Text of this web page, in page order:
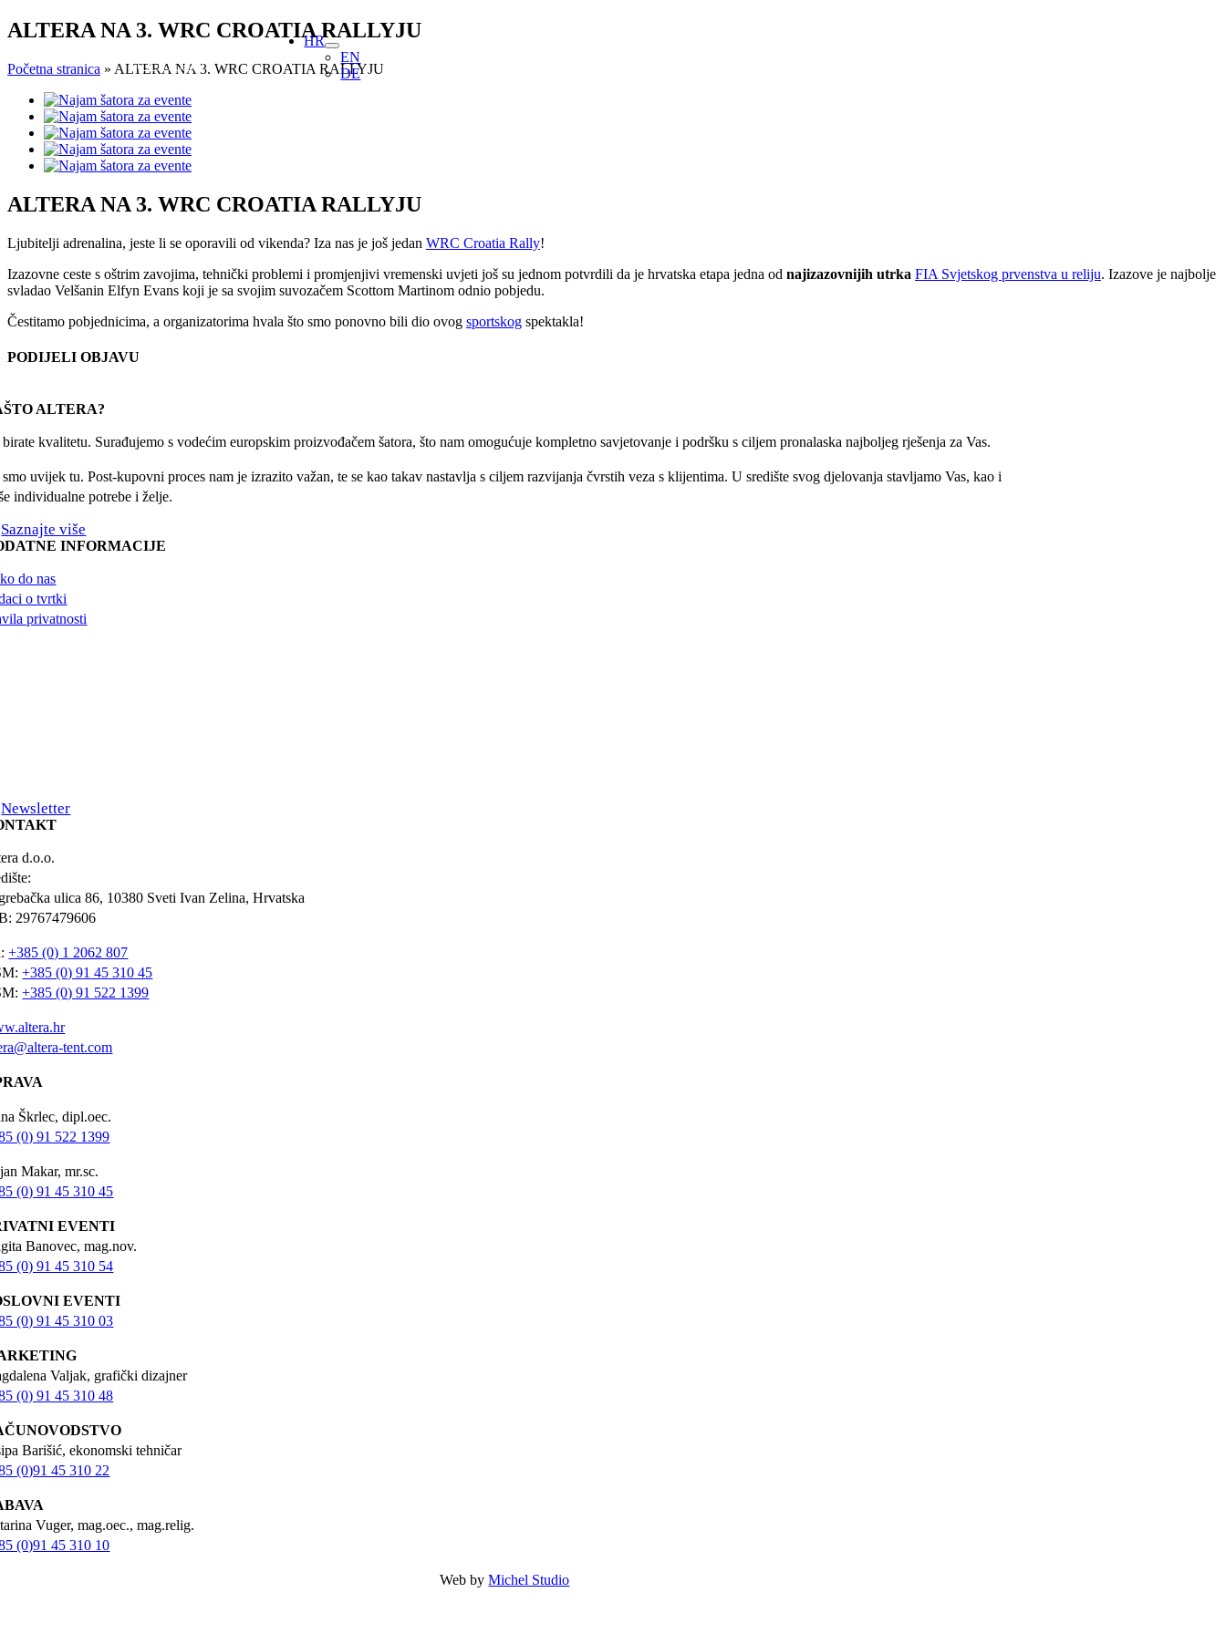
Skip
to
HR
EN
DE
ALTERA NA 3. WRC CROATIA RALLYJU
Početna stranica » ALTERA NA 3. WRC CROATIA RALLYJU
View
Larger
Image
ALTERA NA 3. WRC CROATIA RALLYJU
Ljubitelji adrenalina, jeste li se oporavili od vikenda? Iza nas je još jedan WRC Croatia Rally!
Izazovne ceste s oštrim zavojima, tehnički problemi i promjenjivi vremenski uvjeti još su jednom potvrdili da je hrvatska etapa jedna od najizazovnijih utrka FIA Svjetskog prvenstva u reliju. Izazove je najbolje
svladao Velšanin Elfyn Evans koji je sa svojim suvozačem Scottom Martinom odnio pobjedu.
Čestitamo pobjednicima, a organizatorima hvala što smo ponovno bili dio ovog sportskog spektakla!
PODIJELI OBJAVU
ALTERA?
birate kvalitetu. Surađujemo s vodećim europskim proizvođačem šatora, što nam omogućuje kompletno savjetovanje i podršku s ciljem pronalaska najboljeg rješenja za Vas.
smo uvijek tu. Post-kupovni proces nam je izrazito važan, te se kao takav nastavlja s ciljem razvijanja čvrstih veza s klijentima. U središte svog djelovanja stavljamo Vas, kao i
individualne potrebe i želje.
Saznajte više
INFORMACIJE
do nas
o tvrtki
privatnosti
Newsletter
d.o.o.
ulica 86, 10380 Sveti Ivan Zelina, Hrvatska
29767479606
+385 (0) 1 2062 807
+385 (0) 91 45 310 45
+385 (0) 91 522 1399
tent.com
Škrlec, dipl.oec.
(0) 91 522 1399
Makar, mr.sc.
(0) 91 45 310 45
EVENTI
Banovec, mag.nov.
(0) 91 45 310 54
EVENTI
(0) 91 45 310 03
Valjak, grafički dizajner
(0) 91 45 310 48
Barišić, ekonomski tehničar
(0)91 45 310 22
Vuger, mag.oec., mag.relig.
(0)91 45 310 10
Web byMichel Studio